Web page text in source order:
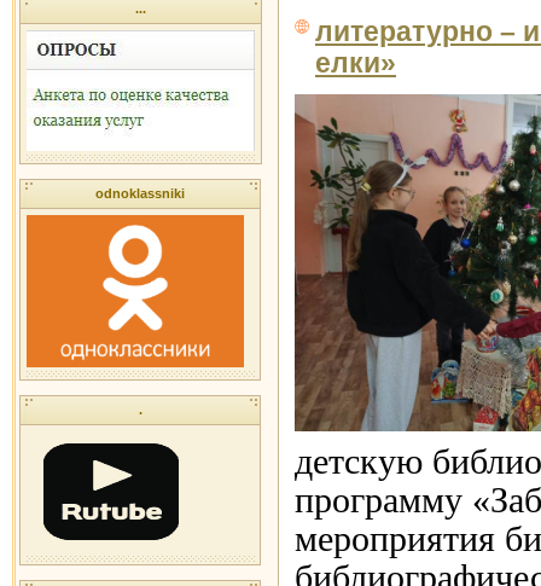
...
odnoklassniki
.
литературно –
елки»
детскую
программу
мероприятия